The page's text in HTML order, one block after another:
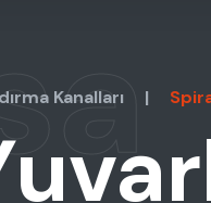
Kanalları |